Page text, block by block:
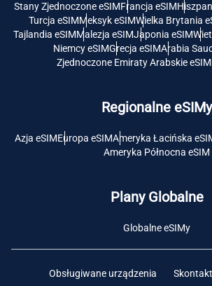
Stany Zjednoczone eSIMFrancja eSIM
Turcja eSIMMeksyk eSIMWielka Brytania
Tajlandia eSIMMalezja eSIMJaponia eSIM
Niemcy eSIMGrecja eSIMArabia
Zjednoczone Emiraty Arabskie eSIM
Regionalne eSIMy
Azja eSIMEuropa eSIMAmeryka Łacińska
Ameryka Północna eSIM
Plany Globalne
Globalne eSIMy
Obsługiwane urządzenia